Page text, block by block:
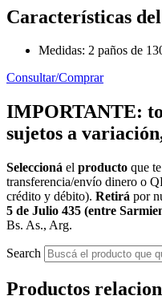
Características
Medidas: 2 paños de
Consultar/Comprar
IMPORTANTE:
sujetos a
Seleccioná el producto que
transferencia/envío dinero o
crédito y débito). Retirá por
5 de Julio 435 (entre
Bs. As., Arg.
Search
Productos